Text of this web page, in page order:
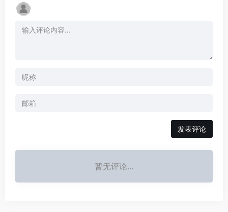
发表评论
暂无评论...